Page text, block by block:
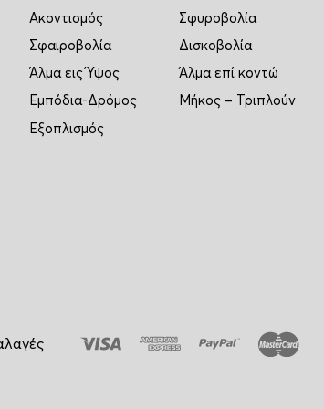
Ακοντισμός
Σφυροβολία
Σφαιροβολία
Δισκοβολία
Άλμα εις Ύψος
Άλμα επί κοντώ
Εμπόδια-Δρόμος
Μήκος – Τριπλούν
Εξοπλισμός